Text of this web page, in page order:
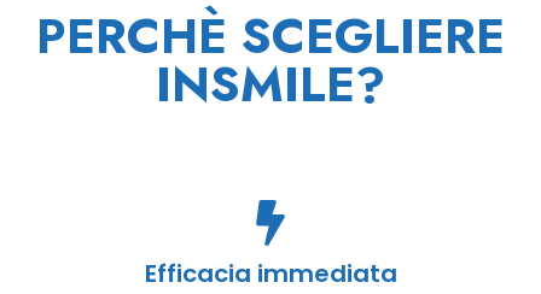
PERCHÈ SCEGLIERE
INSMILE?
Efficacia immediata